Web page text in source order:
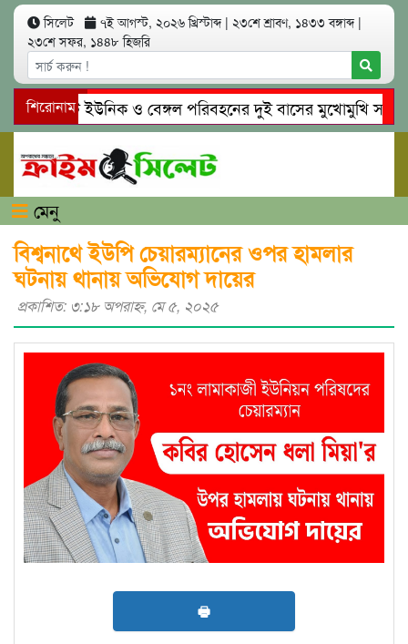
সিলেট ৭ই আগস্ট, ২০২৬ খ্রিস্টাব্দ | ২৩শে শ্রাবণ, ১৪৩৩ বঙ্গাব্দ |
২৩শে সফর, ১৪৪৮ হিজরি
শিরোনাম
সিলেটে ইউনিক ও বেঙ্গল পরিবহনের দুই বাসের মুখোমুখি
গোয়াইনঘাটে প্রেমের ফাঁদে তরুণী পাচার: মাদকাসক্ত রিমালকে
মেনু
বিশ্বনাথে ইউপি চেয়ারম্যানের ওপর হামলার
ঘটনায় থানায় অভিযোগ দায়ের
প্রকাশিত: ৩:১৮ অপরাহ্ণ, মে ৫, ২০২৫
🖶